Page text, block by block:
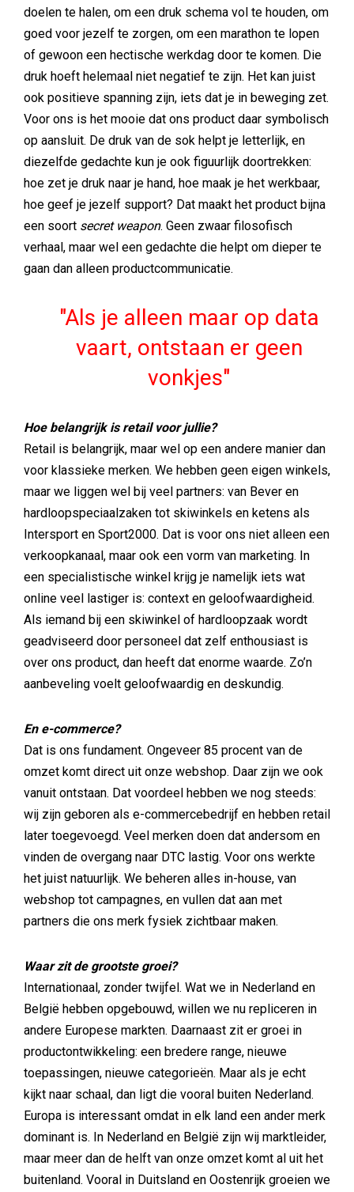
doelen te halen, om een druk schema vol te houden, om
goed voor jezelf te zorgen, om een marathon te lopen
of gewoon een hectische werkdag door te komen. Die
druk hoeft helemaal niet negatief te zijn. Het kan juist
ook positieve spanning zijn, iets dat je in beweging zet.
Voor ons is het mooie dat ons product daar symbolisch
op aansluit. De druk van de sok helpt je letterlijk, en
diezelfde gedachte kun je ook figuurlijk doortrekken:
hoe zet je druk naar je hand, hoe maak je het werkbaar,
hoe geef je jezelf support? Dat maakt het product bijna
een soort secret weapon. Geen zwaar filosofisch
verhaal, maar wel een gedachte die helpt om dieper te
gaan dan alleen productcommunicatie.
Als je alleen maar op data
vaart, ontstaan er geen
vonkjes
Hoe belangrijk is retail voor jullie?
Retail is belangrijk, maar wel op een andere manier dan
voor klassieke merken. We hebben geen eigen winkels,
maar we liggen wel bij veel partners: van Bever en
hardloopspeciaalzaken tot skiwinkels en ketens als
Intersport en Sport2000. Dat is voor ons niet alleen een
verkoopkanaal, maar ook een vorm van marketing. In
een specialistische winkel krijg je namelijk iets wat
online veel lastiger is: context en geloofwaardigheid.
Als iemand bij een skiwinkel of hardloopzaak wordt
geadviseerd door personeel dat zelf enthousiast is
over ons product, dan heeft dat enorme waarde. Zo’n
aanbeveling voelt geloofwaardig en deskundig.
En e-commerce?
Dat is ons fundament. Ongeveer 85 procent van de
omzet komt direct uit onze webshop. Daar zijn we ook
vanuit ontstaan. Dat voordeel hebben we nog steeds:
wij zijn geboren als e-commercebedrijf en hebben retail
later toegevoegd. Veel merken doen dat andersom en
vinden de overgang naar DTC lastig. Voor ons werkte
het juist natuurlijk. We beheren alles in-house, van
webshop tot campagnes, en vullen dat aan met
partners die ons merk fysiek zichtbaar maken.
Waar zit de grootste groei?
Internationaal, zonder twijfel. Wat we in Nederland en
België hebben opgebouwd, willen we nu repliceren in
andere Europese markten. Daarnaast zit er groei in
productontwikkeling: een bredere range, nieuwe
toepassingen, nieuwe categorieën. Maar als je echt
kijkt naar schaal, dan ligt die vooral buiten Nederland.
Europa is interessant omdat in elk land een ander merk
dominant is. In Nederland en België zijn wij marktleider,
maar meer dan de helft van onze omzet komt al uit het
buitenland. Vooral in Duitsland en Oostenrijk groeien we